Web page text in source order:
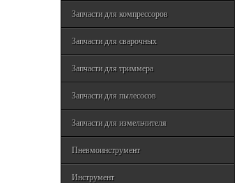
Запчасти для компрессоров
Запчасти для сварочных
Запчасти для триммера
Запчасти для пылесосов
Запчасти для измельчителя
Пневмоинструмент
Инструмент